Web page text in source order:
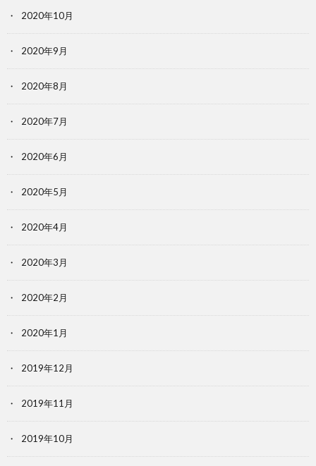
2020年10月
2020年9月
2020年8月
2020年7月
2020年6月
2020年5月
2020年4月
2020年3月
2020年2月
2020年1月
2019年12月
2019年11月
2019年10月